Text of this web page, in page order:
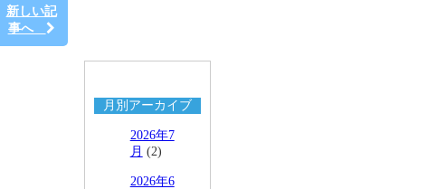
新しい記
事へ
月別アーカイブ
2026年7
月 (2)
2026年6